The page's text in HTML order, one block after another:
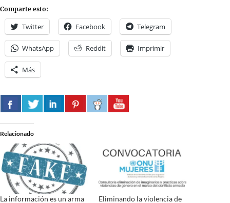
Comparte esto:
Twitter Facebook Telegram
WhatsApp Reddit Imprimir
Más
Relacionado
La información es un arma
Eliminando la violencia de